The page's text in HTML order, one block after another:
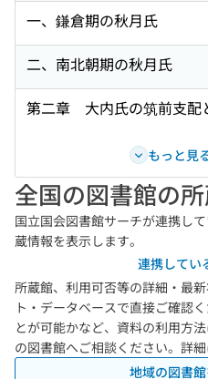
一、鎌倉期の秋月氏
二、南北朝期の秋月氏
第二章 大内氏の筑前支配
もっと見
全国の図書館の
国立国会図書館サーチが連携し
蔵情報を表示します。
連携してい
所蔵館、利用可否等の詳細・最
ト・データベースで直接ご確認
とが可能かなど、資料の利用方
の図書館へご相談ください。詳
地域の図書